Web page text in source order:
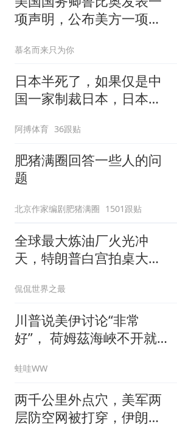
项声明，公布美方一项重
慕名而来只为你
日本半死了，如果仅是中
国一家制裁日本，日本可
阿搏体育 36跟贴
肥猪满圈回答一些人的问
题
北京作家编剧肥猪满圈 1501跟贴
全球最大炼油厂火光冲
天，特朗普白宫拍桌大
拖进泥潭
侃侃世界之最
川普说美伊讨论“非常
好”， 荷姆茲海峽不开就
谢寒冰｜辣晚报20260805
蛙哇WW
两千公里外点穴，美军两
层防空网被打穿，伊朗亮